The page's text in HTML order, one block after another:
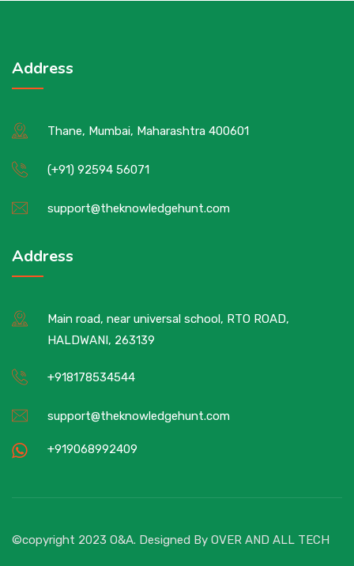
Address
Thane, Mumbai, Maharashtra 400601
(+91) 92594 56071
support@theknowledgehunt.com
Address
Main road, near universal school, RTO ROAD,
HALDWANI, 263139
+918178534544
support@theknowledgehunt.com
+919068992409
©copyright 2023 O&A. Designed By OVER AND ALL TECH